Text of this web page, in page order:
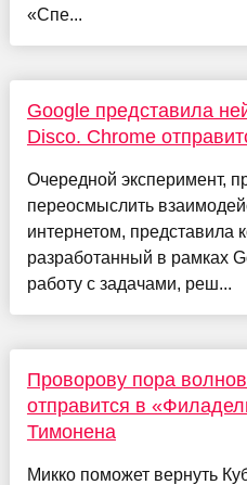
«Спе...
Google представила
Disco. Chrome
Очередной эксперимент,
переосмыслить
интернетом, представила
разработанный в рамках
работу с задачами, реш...
Проворову пора
отправится в
Тимонена
Микко поможет вернуть